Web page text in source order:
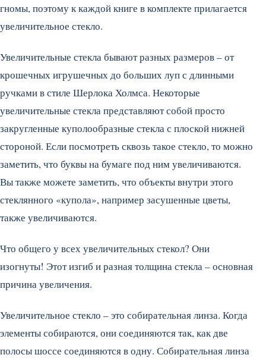
гномы, поэтому к каждой книге в комплекте прилагается
увеличительное стекло.
Увеличительные стекла бывают разных размеров – от
крошечных игрушечных до больших луп с длинными
ручками в стиле Шерлока Холмса. Некоторые
увеличительные стекла представляют собой просто
закругленные куполообразные стекла с плоской нижней
стороной. Если посмотреть сквозь такое стекло, то можно
заметить, что буквы на бумаге под ним увеличиваются.
Вы также можете заметить, что объекты внутри этого
стеклянного «купола», например засушенные цветы,
также увеличиваются.
Что общего у всех увеличительных стекол? Они
изогнуты! Этот изгиб и разная толщина стекла – основная
причина увеличения.
Увеличительное стекло – это собирательная линза. Когда
элементы собираются, они соединяются так, как две
полосы шоссе соединяются в одну. Собирательная линза